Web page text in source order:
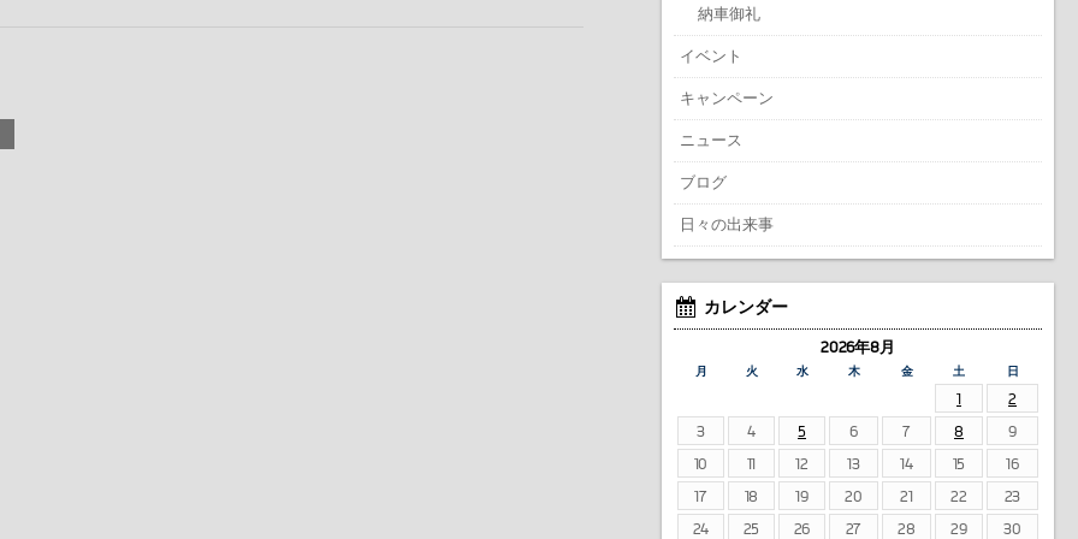
納車御礼
イベント
キャンペーン
ニュース
ブログ
日々の出来事
カレンダー
2026年8月
月 火 水 木 金 土 日
1
2
3
4 5 6 7 8
9
10
11 12 13 14 15
16
17
18 19 20 21 22
23
24
25 26 27 28 29
30